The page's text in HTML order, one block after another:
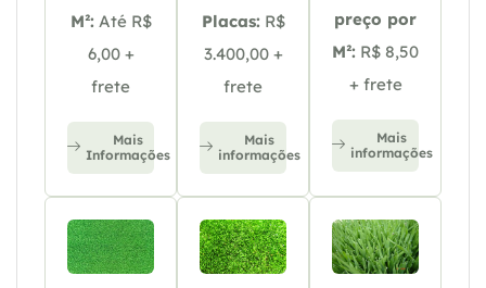
M²: Até R$
6,00 +
frete
Mais
Informações
Placas: R$
3.400,00 +
frete
Mais
informações
preço por
M²: R$ 8,50
+ frete
Mais
informações